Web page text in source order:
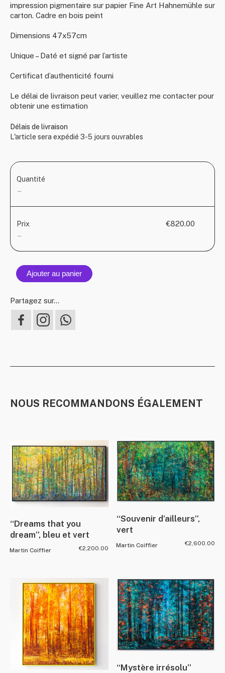
impression pigmentaire sur papier Fine Art Hahnemühle sur
carton. Cadre en bois peint
Dimensions 47x57cm
Unique – Daté et signé par l’artiste
Certificat d’authenticité fourni
Le délai de livraison peut varier, veuillez me contacter pour
obtenir une estimation
Délais de livraison
L'article sera expédié 3-5 jours ouvrables
Quantité
—
Prix
—
€820.00
Ajouter au panier
Partagez sur...
NOUS RECOMMANDONS ÉGALEMENT
“Dreams that you
dream”, bleu et vert
Martin Coiffier €2,200.00
“Souvenir d’ailleurs”,
vert
Martin Coiffier €2,600.00
“Mystère irrésolu”